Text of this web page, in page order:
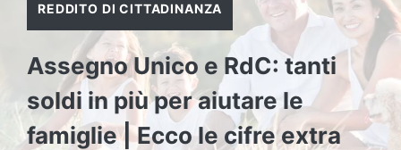
REDDITO DI CITTADINANZA
Assegno Unico e RdC: tanti
soldi in più per aiutare le
famiglie | Ecco le cifre extra